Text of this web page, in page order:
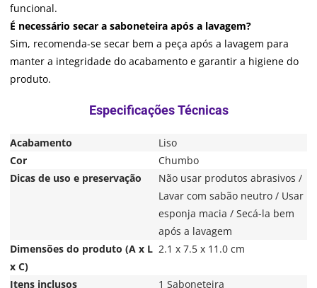
funcional.
É necessário secar a saboneteira após a lavagem?
Sim, recomenda-se secar bem a peça após a lavagem para
manter a integridade do acabamento e garantir a higiene do
produto.
Acabamento
Liso
Cor
Chumbo
Dicas de uso e preservação
Não usar produtos abrasivos /
Lavar com sabão neutro / Usar
esponja macia / Secá-la bem
após a lavagem
Dimensões do produto (A x L
x C)
2.1 x 7.5 x 11.0 cm
Itens inclusos 1 Saboneteira